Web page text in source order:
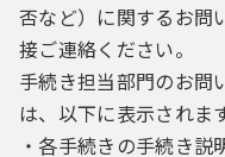
否など）に関するお問
接ご連絡ください。
手続き担当部門のお問
は、以下に表示されま
・各手続きの手続き説